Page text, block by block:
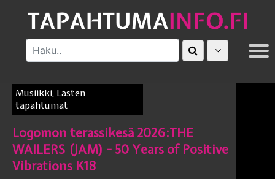
MUUT
Musiikki, Lasten
tapahtumat
Logomon terassikesä 2026:THE
WAILERS (JAM) - 50 Years of Positive
Vibrations K18